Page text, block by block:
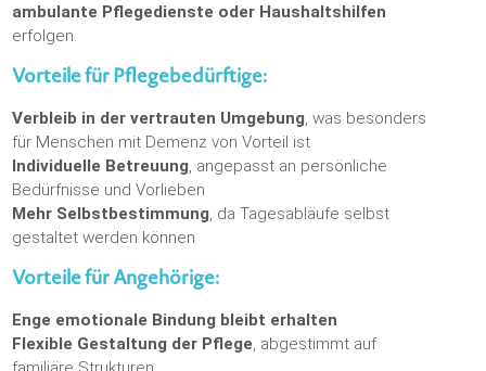
ambulante Pflegedienste oder Haushaltshilfen
erfolgen.
Vorteile für Pflegebedürftige:
Verbleib in der vertrauten Umgebung, was besonders
für Menschen mit Demenz von Vorteil ist
Individuelle Betreuung, angepasst an persönliche
Bedürfnisse und Vorlieben
Mehr Selbstbestimmung, da Tagesabläufe selbst
gestaltet werden können
Vorteile für Angehörige:
Enge emotionale Bindung bleibt erhalten
Flexible Gestaltung der Pflege, abgestimmt auf